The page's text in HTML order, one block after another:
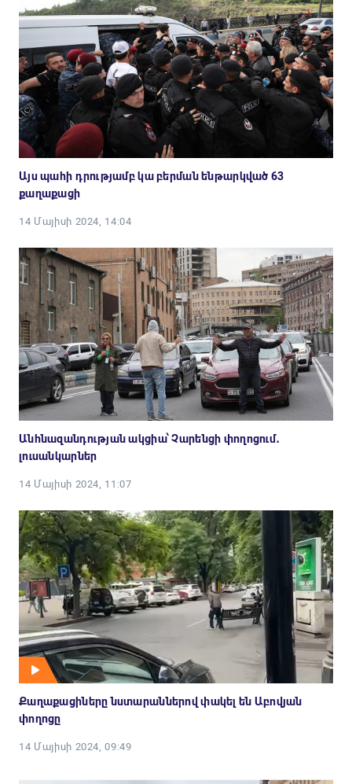
Այս պահի դրությամբ կա բերման ենթարկված 63
քաղաքացի
14 Մայիսի 2024, 14:04
Անհնազանդության ակցիա՝ Չարենցի փողոցում․
լուսանկարներ
14 Մայիսի 2024, 11:07
Քաղաքացիները նստարաններով փակել են Աբովյան
փողոցը
14 Մայիսի 2024, 09:49